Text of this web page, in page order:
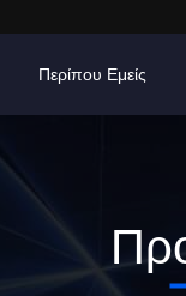
Περίπου Εμείς